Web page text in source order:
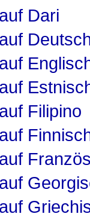
Dari
Filipino